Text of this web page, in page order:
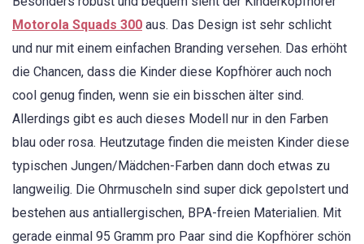
Motorola Squads 300 aus. Das Design ist sehr schlicht
und nur mit einem einfachen Branding versehen. Das erhöht
die Chancen, dass die Kinder diese Kopfhörer auch noch
cool genug finden, wenn sie ein bisschen älter sind.
Allerdings gibt es auch dieses Modell nur in den Farben
blau oder rosa. Heutzutage finden die meisten Kinder diese
typischen Jungen/Mädchen-Farben dann doch etwas zu
langweilig. Die Ohrmuscheln sind super dick gepolstert und
bestehen aus antiallergischen, BPA-freien Materialien. Mit
gerade einmal 95 Gramm pro Paar sind die Kopfhörer schön